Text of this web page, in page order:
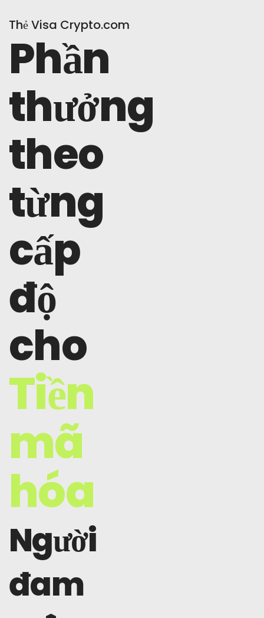
Thẻ Visa Crypto.com
Phần
thưởng
theo
từng
cấp
độ
cho
Tiền
mã
hóa
Người
đam